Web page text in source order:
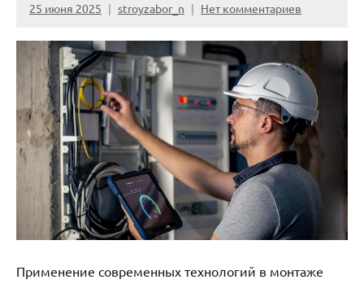
25 июня 2025 stroyzabor_n Нет комментариев
Применение современных технологий в монтаже